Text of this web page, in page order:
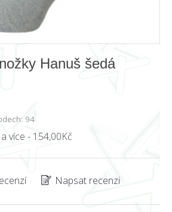
Hanuš šedá
94
více - 154,00Kč
Napsat recenzi